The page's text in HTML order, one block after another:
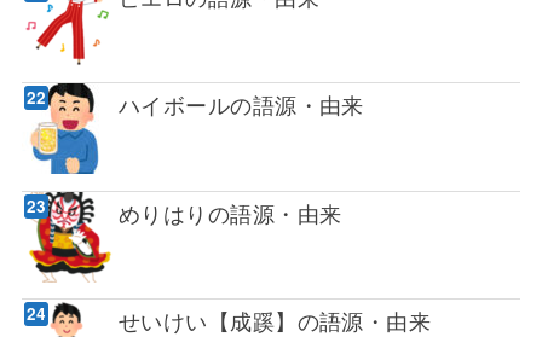
ハイボールの語源・由来
めりはりの語源・由来
せいけい【成蹊】の語源・由来